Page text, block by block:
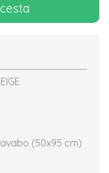
(50x95 cm)